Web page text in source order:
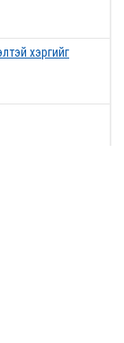
хэргийг
шүүх хуралдаанаар